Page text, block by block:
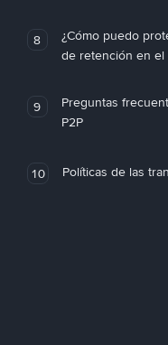
8
¿Cómo puedo
de retención en el
9
Preguntas
P2P
10 Políticas de las